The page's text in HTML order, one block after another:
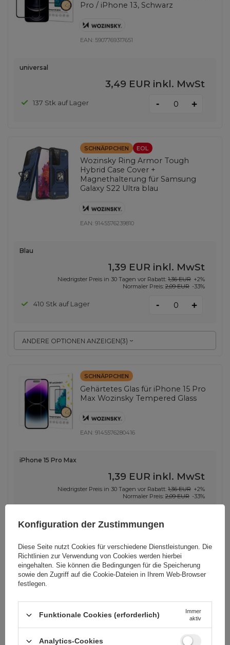
Pro / iPhone 13, Schwarz
EAN: 5907769317651
universal
3,49 EUR inkl. MwSt
137 Stk auf Lager - +
SCHNÄPPCHEN EOL
Wozinsky Ring Armor Tough
Hybrid Case Cover +
Magnethalterung für Samsung
Galaxy S22 Ultra blau
EAN:9145576239810
ANDERE OPTIONEN ANZEIGEN(3)
Blau
1,39 EUR inkl. MwSt
Niedrigster Preis in 30 Tagen vor Rabatt: 1,36 EUR +2%
Normaler Preis: 2,09 EUR -33%
410 Stk auf Lager - +
SCHNÄPPCHEN
Gehärtetes Glas für iPhone 15 Pro
Max Wozinsky Tempered Glass
EAN:9145576280416
ANDERE OPTIONEN ANZEIGEN(3 )
iPhone 15 Pro Max
1,39 EUR inkl. MwSt
Niedrigster Preis in 30 Tagen vor Rabatt: 1,36 EUR +2%
Normaler Preis: 2,09 EUR -33%
EAN:5907769308697
Konfiguration der Zustimmungen
Diese Seite nutzt Cookies für verschiedene Dienstleistungen. Die
Richtlinien zur Verwendung von Cookies werden hierbei
eingehalten. Sie können die Bedingungen für die Speicherung
sowie den Zugriff auf die Cookie-Dateien in Ihrem Web-Browser
festlegen.
Funktionale Cookies (erforderlich)
Immer
aktiv
Analytics-Cookies